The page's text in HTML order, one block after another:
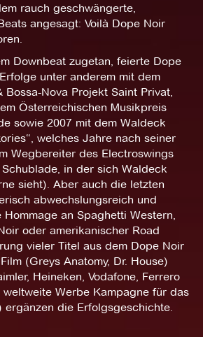
rauch geschwängerte,
angesagt: Voilà Dope Noir
Downbeat zugetan, feierte Dope
unter anderem mit dem
Nova Projekt Saint Privat,
Österreichischen Musikpreis
sowie 2007 mit dem Waldeck
welches Jahre nach seiner
Wegbereiter des Electroswings
in der sich Waldeck
sieht). Aber auch die letzten
abwechslungsreich und
an Spaghetti Western,
oder amerikanischer Road
vieler Titel aus dem Dope Noir
(Greys Anatomy, Dr. House)
Heineken, Vodafone, Ferrero
Werbe Kampagne für das
ergänzen die Erfolgsgeschichte.